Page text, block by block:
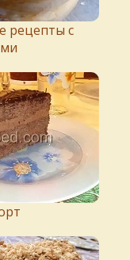
рецепты с